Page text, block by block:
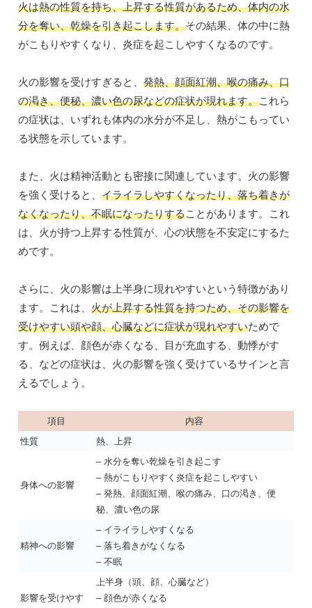
火は熱の性質を持ち、上昇する性質があるため、体内の水
分を奪い、乾燥を引き起こします。その結果、体の中に熱
がこもりやすくなり、炎症を起こしやすくなるのです。
火の影響を受けすぎると、 発熱、顔面紅潮、喉の痛み、口
の渇き、便秘、濃い色の尿などの症状が現れます。これら
の症状は、いずれも体内の水分が不足し、熱がこもってい
る状態を示しています。
また、火は精神活動とも密接に関連しています。火の影響
を強く受けると、 イライラしやすくなったり、落ち着きが
なくなったり、不眠になったりすることがあります。これ
は、火が持つ上昇する性質が、心の状態を不安定にするた
めです。
さらに、火の影響は上半身に現れやすいという特徴があり
ます。これは、 火が上昇する性質を持つため、その影響を
受けやすい頭や顔、心臓などに症状が現れやすいためで
す。例えば、顔色が赤くなる、目が充血する、動悸がす
る、などの症状は、火の影響を強く受けているサインと言
えるでしょう。
項目
内容
性質
熱、上昇
身体への影響
– 水分を奪い乾燥を引き起こす
– 熱がこもりやすく炎症を起こしやすい
– 発熱、顔面紅潮、喉の痛み、口の渇き、便
秘、濃い色の尿
精神への影響
– イライラしやすくなる
– 落ち着きがなくなる
– 不眠
影響を受けやす
上半身（頭、顔、心臓など）
– 顔色が赤くなる